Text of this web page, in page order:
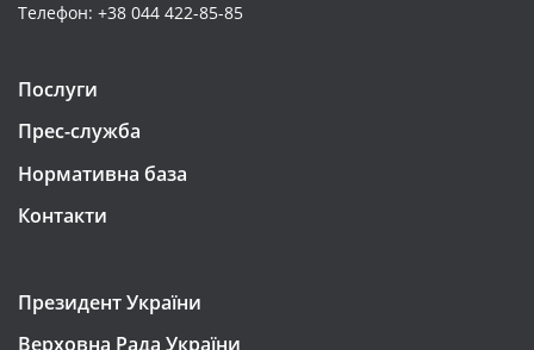
Телефон: +38 044 422-85-85
Послуги
Прес-служба
Нормативна база
Контакти
Президент України
Верховна Рада України